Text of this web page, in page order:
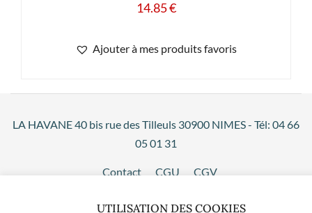
14.85€
Ajouter à mes produits favoris
LA HAVANE 40 bis rue des Tilleuls 30900 NIMES - Tél: 04 66
05 01 31
Contact CGU CGV
UTILISATION DES COOKIES